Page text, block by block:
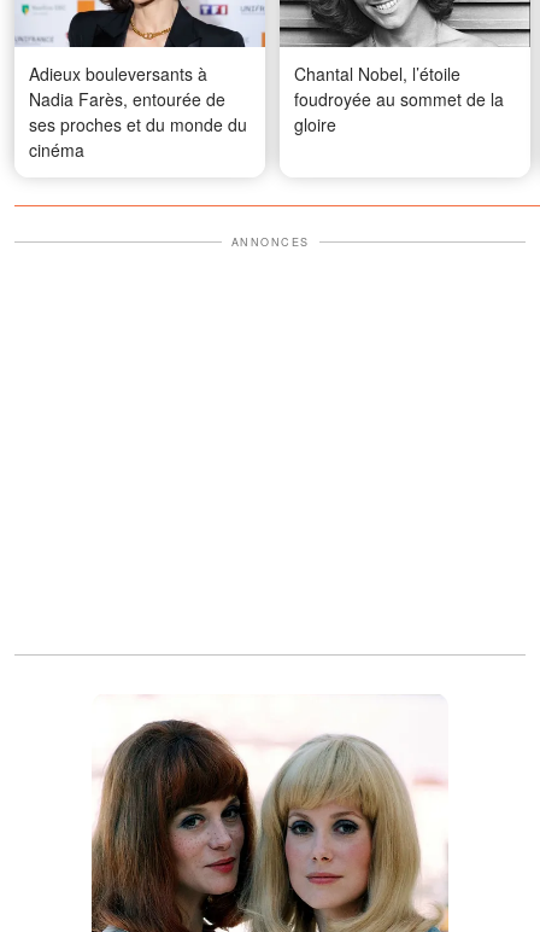
Adieux bouleversants à
Nadia Farès, entourée de
ses proches et du monde du
cinéma
Chantal Nobel, l’étoile
foudroyée au sommet de la
gloire
ANNONCES